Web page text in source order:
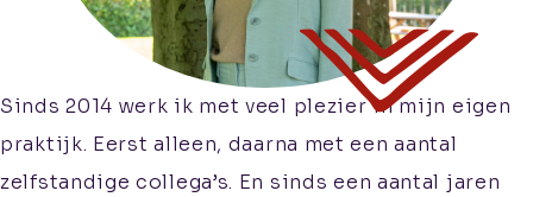
Sinds 2014 werk ik met veel plezier in mijn eigen
praktijk. Eerst alleen, daarna met een aantal
zelfstandige collega’s. En sinds een aantal jaren